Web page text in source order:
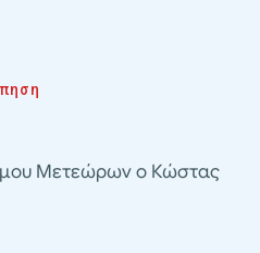
Μετεώρων ο Κώστας